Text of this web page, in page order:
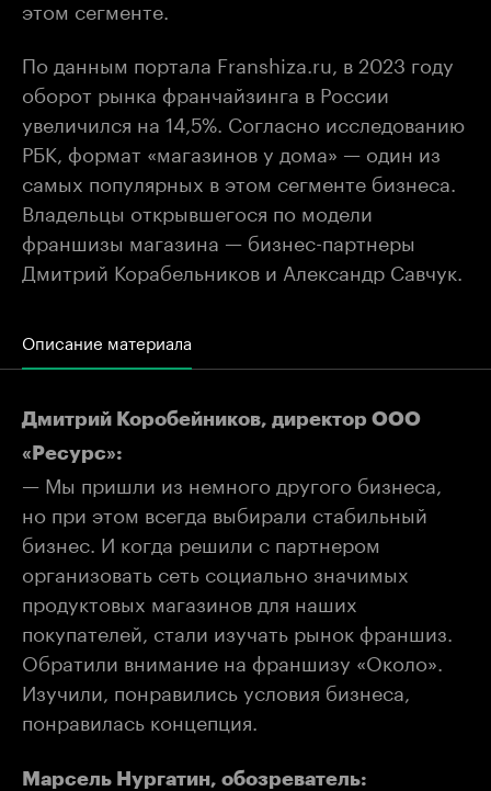
этом сегменте.
По данным портала Franshiza.ru, в 2023 году
оборот рынка франчайзинга в России
увеличился на 14,5%. Согласно исследованию
РБК, формат «магазинов у дома» — один из
самых популярных в этом сегменте бизнеса.
Владельцы открывшегося по модели
франшизы магазина — бизнес-партнеры
Дмитрий Корабельников и Александр Савчук.
Описание материала
Дмитрий Коробейников, директор ООО
«Ресурс»:
— Мы пришли из немного другого бизнеса,
но при этом всегда выбирали стабильный
бизнес. И когда решили с партнером
организовать сеть социально значимых
продуктовых магазинов для наших
покупателей, стали изучать рынок франшиз.
Обратили внимание на франшизу «Около».
Изучили, понравились условия бизнеса,
понравилась концепция.
Марсель Нургатин, обозреватель: